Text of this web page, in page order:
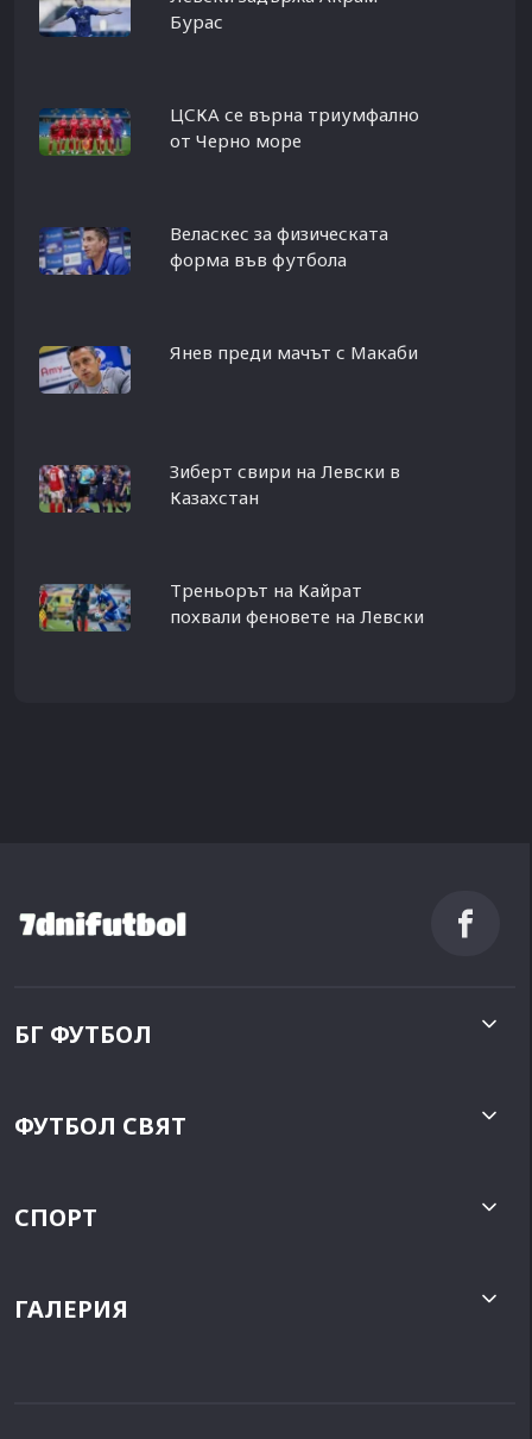
Бурас
ЦСКА се върна триумфално
от Черно море
Веласкес за физическата
форма във футбола
Янев преди мачът с Макаби
Зиберт свири на Левски в
Казахстан
Треньорът на Кайрат
похвали феновете на Левски
БГ ФУТБОЛ
ФУТБОЛ СВЯТ
СПОРТ
ГАЛЕРИЯ